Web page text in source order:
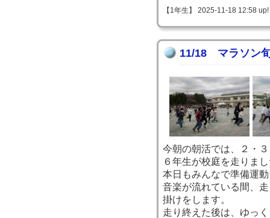
【1年生】 2025-11-18 12:58 up!
11/18 マラソン
今朝の朝活では、２・
６年生が校庭を走りま
本日もみんなで準備運
音楽が流れている間、
掛けをします。
走り終えた後は、ゆっ